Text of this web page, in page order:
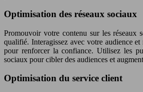
Optimisation des réseaux sociaux
Promouvoir votre contenu sur les réseaux
qualifié. Interagissez avec votre audience
pour renforcer la confiance. Utilisez les
sociaux pour cibler des audiences et
Optimisation du service client